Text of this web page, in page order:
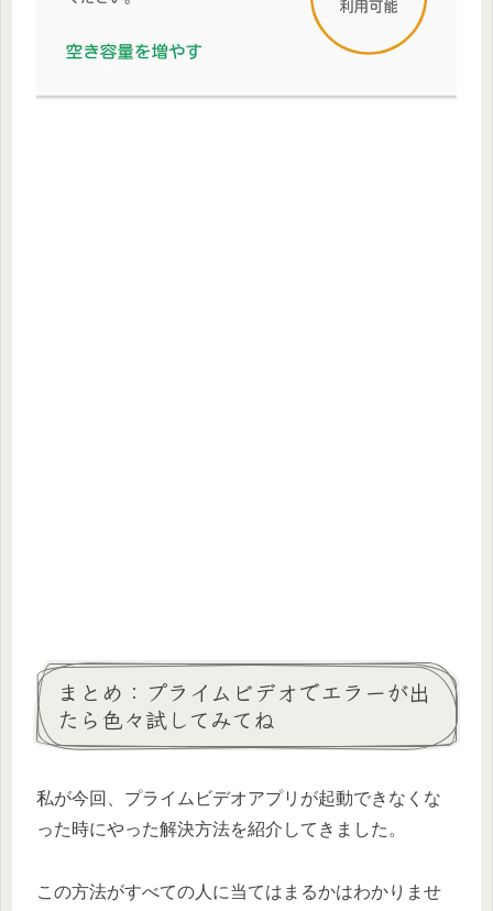
まとめ：プライムビデオでエラーが出
たら色々試してみてね
私が今回、プライムビデオアプリが起動できなくな
った時にやった解決方法を紹介してきました。
この方法がすべての人に当てはまるかはわかりませ